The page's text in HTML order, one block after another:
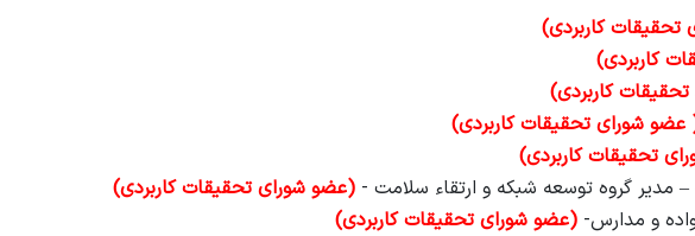
کاربردی)
کاربردی)
کاربردی)
عضو شورای تحقیقات کاربردی)
تحقیقات کاربردی)
– مدیر گروه توسعه شبکه و ارتقاء سلامت - (عضو شورای تحقیقات کاربردی)
و مدارس- (عضو شورای تحقیقات کاربردی)